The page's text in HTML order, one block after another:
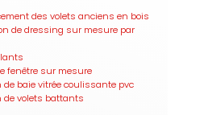
des volets anciens en bois
de dressing sur mesure par
fenêtre sur mesure
baie vitrée coulissante pvc
de volets battants